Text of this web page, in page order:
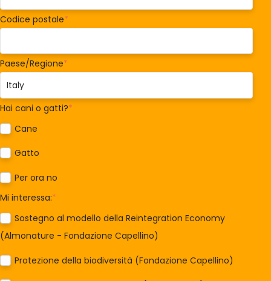
Codice postale*
Paese/Regione*
Hai cani o gatti?*
Cane
Gatto
Per ora no
Mi interessa:*
Sostegno al modello della Reintegration Economy
(Almonature - Fondazione Capellino)
Protezione della biodiversità (Fondazione Capellino)